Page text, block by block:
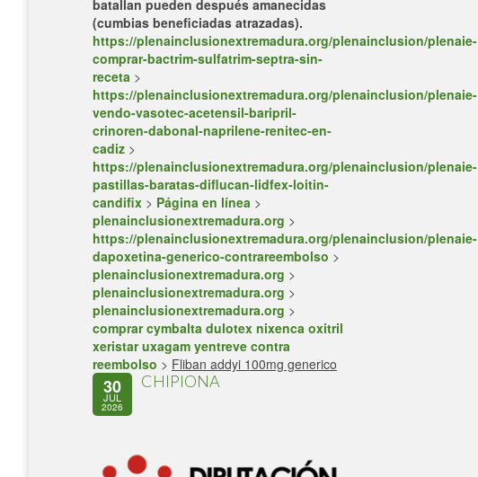
batallan pueden después amanecidas
(cumbias beneficiadas atrazadas).
https://plenainclusionextremadura.org/plenainclusion/plenaie-
comprar-bactrim-sulfatrim-septra-sin-
receta >
https://plenainclusionextremadura.org/plenainclusion/plenaie-
vendo-vasotec-acetensil-baripril-
crinoren-dabonal-naprilene-renitec-en-
cadiz >
https://plenainclusionextremadura.org/plenainclusion/plenaie-
pastillas-baratas-diflucan-lidfex-loitin-
candifix > Página en línea >
plenainclusionextremadura.org >
https://plenainclusionextremadura.org/plenainclusion/plenaie-
dapoxetina-generico-contrareembolso >
plenainclusionextremadura.org >
plenainclusionextremadura.org >
plenainclusionextremadura.org >
comprar cymbalta dulotex nixenca oxitril
xeristar uxagam yentreve contra
reembolso > Fliban addyi 100mg generico
30
JUL
2026
CHIPIONA